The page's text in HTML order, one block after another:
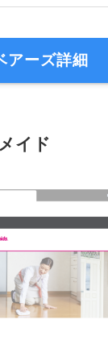
アーズ詳細
イド